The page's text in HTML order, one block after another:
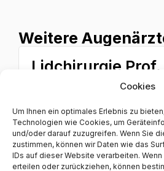
Cookies
Um Ihnen ein optimales Erlebnis zu
Technologien wie Cookies, um
und/oder darauf zuzugreifen. Wenn Sie
zustimmen, können wir Daten wie das
IDs auf dieser Website verarbeiten.
erteilen oder zurückziehen, können
Weitere
Lidchirurgie Prof.
Susanne Pitz
Breite Str. 60, 55124
7 Google Bewertungen
4.4 Sterne